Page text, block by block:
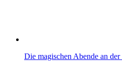
Die magischen Abende an